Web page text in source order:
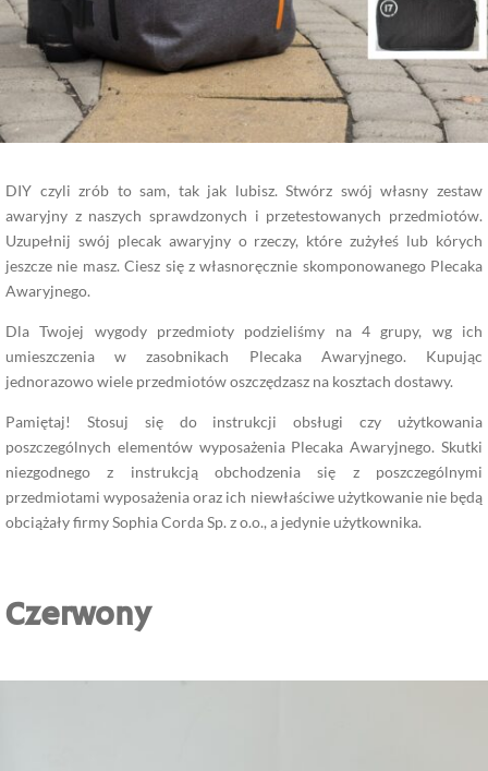
DIY czyli zrób to sam, tak jak lubisz. Stwórz swój własny zestaw
awaryjny z naszych sprawdzonych i przetestowanych przedmiotów.
Uzupełnij swój plecak awaryjny o rzeczy, które zużyłeś lub kórych
jeszcze nie masz. Ciesz się z własnoręcznie skomponowanego Plecaka
Awaryjnego.
Dla Twojej wygody przedmioty podzieliśmy na 4 grupy, wg ich
umieszczenia w zasobnikach Plecaka Awaryjnego. Kupując
jednorazowo wiele przedmiotów oszczędzasz na kosztach dostawy.
Pamiętaj! Stosuj się do instrukcji obsługi czy użytkowania
poszczególnych elementów wyposażenia Plecaka Awaryjnego. Skutki
niezgodnego z instrukcją obchodzenia się z poszczególnymi
przedmiotami wyposażenia oraz ich niewłaściwe użytkowanie nie będą
obciążały firmy Sophia Corda Sp. z o.o., a jedynie użytkownika.
Czerwony